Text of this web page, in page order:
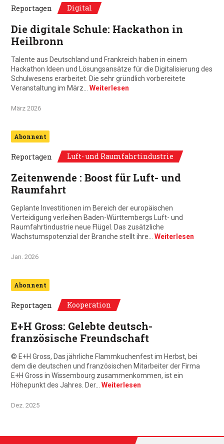
Reportagen Digital
Die digitale Schule: Hackathon in
Heilbronn
Talente aus Deutschland und Frankreich haben in einem
Hackathon Ideen und Lösungsansätze für die Digitalisierung des
Schulwesens erarbeitet. Die sehr gründlich vorbereitete
Veranstaltung im März… Weiterlesen
März 2026
Abonnent
Reportagen Luft- und Raumfahrtindustrie
Zeitenwende : Boost für Luft- und
Raumfahrt
Geplante Investitionen im Bereich der europäischen
Verteidigung verleihen Baden-Württembergs Luft- und
Raumfahrtindustrie neue Flügel. Das zusätzliche
Wachstumspotenzial der Branche stellt ihre… Weiterlesen
Jan. 2026
Abonnent
Reportagen Kooperation
E+H Gross: Gelebte deutsch-
französische Freundschaft
© E+H Gross, Das jährliche Flammkuchenfest im Herbst, bei
dem die deutschen und französischen Mitarbeiter der Firma
E+H Gross in Wissembourg zusammenkommen, ist ein
Höhepunkt des Jahres. Der… Weiterlesen
Dez. 2025